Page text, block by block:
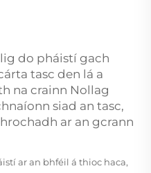
do pháistí gach
tasc den lá a
na crainn Nollag
siad an tasc,
ar an gcrann
ar an bhféil á thioc haca,